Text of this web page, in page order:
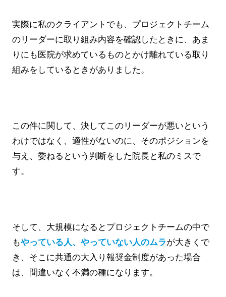
実際に私のクライアントでも、プロジェクトチーム
のリーダーに取り組み内容を確認したときに、あま
りにも医院が求めているものとかけ離れている取り
組みをしているときがありました。
この件に関して、決してこのリーダーが悪いという
わけではなく、適性がないのに、そのポジションを
与え、委ねるという判断をした院長と私のミスで
す。
そして、大規模になるとプロジェクトチームの中で
もやっている人、やっていない人のムラが大きくで
き、そこに共通の大入り報奨金制度があった場合
は、間違いなく不満の種になります。